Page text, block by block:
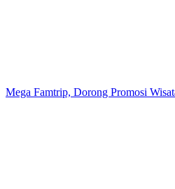
Mega Famtrip, Dorong Promosi